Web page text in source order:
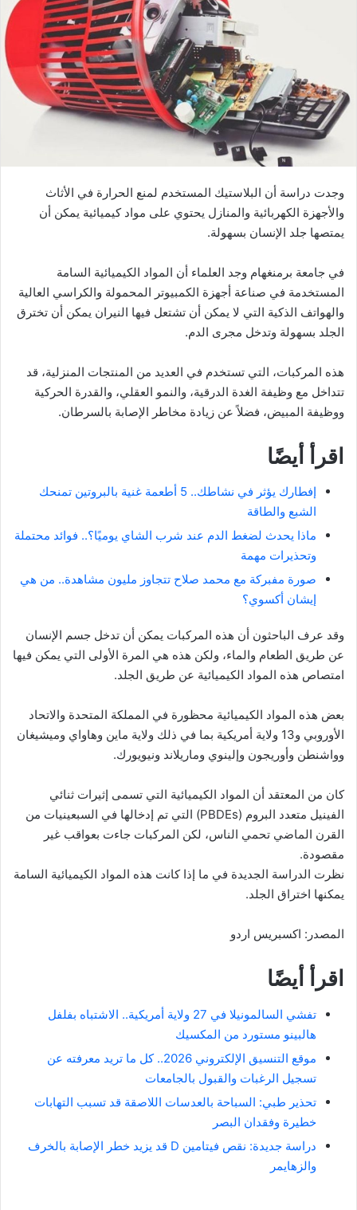
وجدت دراسة أن البلاستيك المستخدم لمنع الحرارة في الأثاث
والأجهزة الكهربائية والمنازل يحتوي على مواد كيميائية يمكن أن
يمتصها جلد الإنسان بسهولة.
في جامعة برمنغهام وجد العلماء أن المواد الكيميائية السامة
المستخدمة في صناعة أجهزة الكمبيوتر المحمولة والكراسي العالية
والهواتف الذكية التي لا يمكن أن تشتعل فيها النيران يمكن أن تخترق
الجلد بسهولة وتدخل مجرى الدم.
هذه المركبات، التي تستخدم في العديد من المنتجات المنزلية، قد
تتداخل مع وظيفة الغدة الدرقية، والنمو العقلي، والقدرة الحركية
ووظيفة المبيض، فضلاً عن زيادة مخاطر الإصابة بالسرطان.
اقرأ أيضًا
إفطارك يؤثر في نشاطك.. 5 أطعمة غنية بالبروتين تمنحك
الشبع والطاقة
ماذا يحدث لضغط الدم عند شرب الشاي يوميًا؟.. فوائد محتملة
وتحذيرات مهمة
صورة مفبركة مع محمد صلاح تتجاوز مليون مشاهدة.. من هي
إيشان أكسوي؟
وقد عرف الباحثون أن هذه المركبات يمكن أن تدخل جسم الإنسان
عن طريق الطعام والماء، ولكن هذه هي المرة الأولى التي يمكن فيها
امتصاص هذه المواد الكيميائية عن طريق الجلد.
بعض هذه المواد الكيميائية محظورة في المملكة المتحدة والاتحاد
الأوروبي و13 ولاية أمريكية بما في ذلك ولاية ماين وهاواي وميشيغان
وواشنطن وأوريجون وإلينوي وماريلاند ونيويورك.
كان من المعتقد أن المواد الكيميائية التي تسمى إثيرات ثنائي
الفينيل متعدد البروم (PBDEs) التي تم إدخالها في السبعينيات من
القرن الماضي تحمي الناس، لكن المركبات جاءت بعواقب غير
مقصودة.
نظرت الدراسة الجديدة في ما إذا كانت هذه المواد الكيميائية السامة
يمكنها اختراق الجلد.
المصدر: اكسبريس اردو
اقرأ أيضًا
تفشي السالمونيلا في 27 ولاية أمريكية.. الاشتباه بفلفل
هالبينو مستورد من المكسيك
موقع التنسيق الإلكتروني 2026.. كل ما تريد معرفته عن
تسجيل الرغبات والقبول بالجامعات
تحذير طبي: السباحة بالعدسات اللاصقة قد تسبب التهابات
خطيرة وفقدان البصر
دراسة جديدة: نقص فيتامين D قد يزيد خطر الإصابة بالخرف
والزهايمر